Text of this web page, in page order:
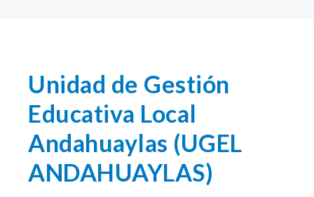
Unidad de Gestión
Educativa Local
Andahuaylas (UGEL
ANDAHUAYLAS)